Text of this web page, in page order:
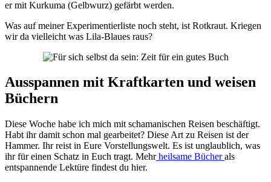
er mit Kurkuma (Gelbwurz) gefärbt werden.
Was auf meiner Experimentierliste noch steht, ist Rotkraut. Kriegen
wir da vielleicht was Lila-Blaues raus?
Ausspannen mit Kraftkarten und weisen
Büchern
Diese Woche habe ich mich mit schamanischen Reisen beschäftigt.
Habt ihr damit schon mal gearbeitet? Diese Art zu Reisen ist der
Hammer. Ihr reist in Eure Vorstellungswelt. Es ist unglaublich, was
ihr für einen Schatz in Euch tragt. Mehrheilsame Bücherals
entspannende Lektüre findest du hier.